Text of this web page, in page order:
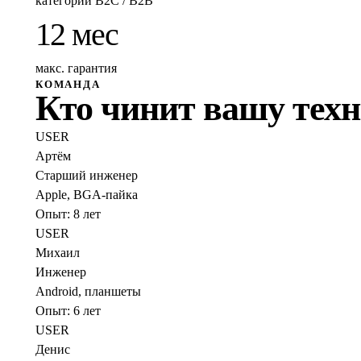
12 мес
макс. гарантия
КОМАНДА
Кто чинит вашу
USER
Артём
Старший инженер
Apple, BGA-пайка
Опыт: 8 лет
USER
Михаил
Инженер
Android, планшеты
Опыт: 6 лет
USER
Денис